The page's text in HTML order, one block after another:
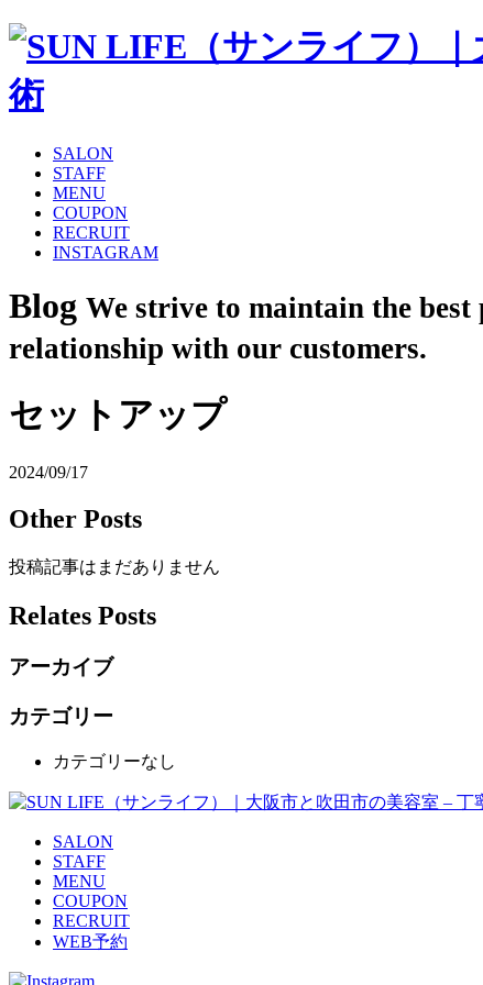
SALON
STAFF
MENU
COUPON
RECRUIT
INSTAGRAM
Blog We strive to maintain the best
relationship with our customers.
セットアップ
2024/09/17
Other Posts
投稿記事はまだありません
Relates Posts
アーカイブ
カテゴリー
カテゴリーなし
SALON
STAFF
MENU
COUPON
RECRUIT
WEB予約